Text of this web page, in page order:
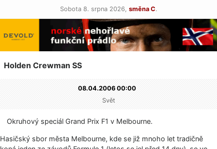
Sobota 8. srpna 2026, směna C.
Holden Crewman SS
08.04.2006 00:00
Svět
Okruhový speciál Grand Prix F1 v Melbourne.
Hasičský sbor města Melbourne, kde se již mnoho let tradičně